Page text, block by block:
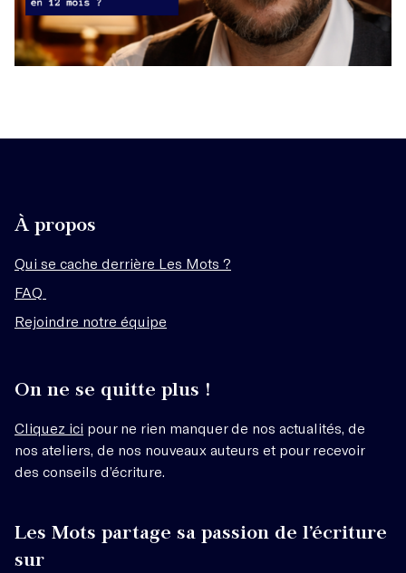
À propos
Qui se cache derrière Les Mots ?
FAQ
Rejoindre notre équipe
On ne se quitte plus !
Cliquez ici pour ne rien manquer de nos actualités, de
nos ateliers, de nos nouveaux auteurs et pour recevoir
des conseils d’écriture.
Les Mots partage sa passion de l’écriture
sur